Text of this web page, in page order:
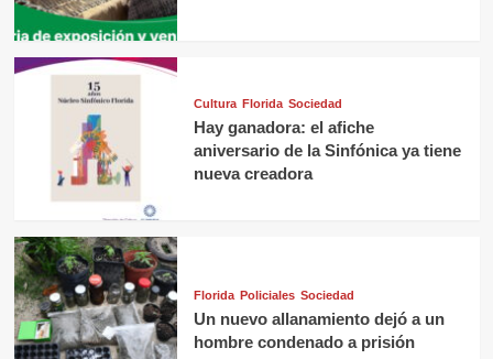
Cultura Florida Sociedad
Hay ganadora: el afiche
aniversario de la Sinfónica ya tiene
nueva creadora
Florida Policiales Sociedad
Un nuevo allanamiento dejó a un
hombre condenado a prisión